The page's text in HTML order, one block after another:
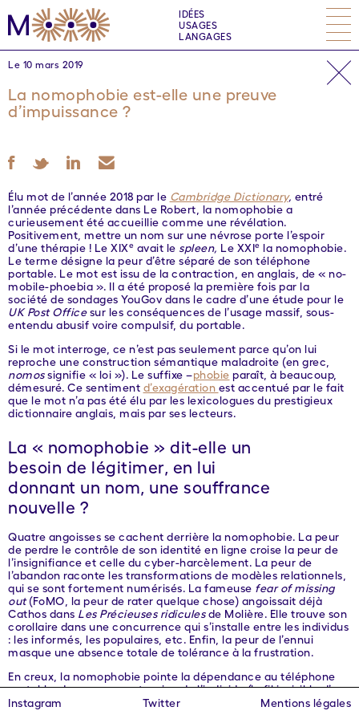
IDÉES
USAGES
LANGAGES
Le 10 mars 2019
La nomophobie est-elle une preuve
d’impuissance ?
Élu mot de l’année 2018 par le Cambridge Dictionary, entré
l’année précédente dans Le Robert, la nomophobie a
curieusement été accueillie comme une révélation.
Positivement, mettre un nom sur une névrose porte l’espoir
d’une thérapie ! Le XIXe avait le spleen, Le XXIe la nomophobie.
Le terme désigne la peur d’être séparé de son téléphone
portable. Le mot est issu de la contraction, en anglais, de « no-
mobile-phoebia ». Il a été proposé la première fois par la
société de sondages YouGov dans le cadre d’une étude pour le
UK Post Officesur les conséquences de l’usage massif, sous-
entendu abusif voire compulsif, du portable.
Si le mot interroge, ce n’est pas seulement parce qu’on lui
reproche une construction sémantique maladroite (en grec,
nomossignifie « loi »). Le suffixe –phobie paraît, à beaucoup,
démesuré. Ce sentiment d’exagération est accentué par le fait
que le mot n’a pas été élu par les lexicologues du prestigieux
dictionnaire anglais, mais par ses lecteurs.
La « nomophobie » dit-elle un
besoin de légitimer, en lui
donnant un nom, une souffrance
nouvelle ?
Quatre angoisses se cachent derrière la nomophobie. La peur
de perdre le contrôle de son identité en ligne croise la peur de
l’insignifiance et celle du cyber-harcèlement. La peur de
l’abandon raconte les transformations de modèles relationnels,
qui se sont fortement numérisés. La fameuse fear of missing
out(FoMO, la peur de rater quelque chose) angoissait déjà
Cathos dans Les Précieuses ridiculesde Molière. Elle trouve son
corollaire dans une concurrence qui s’installe entre les individus
: les informés, les populaires, etc. Enfin, la peur de l’ennui
masque une absence totale de tolérance à la frustration.
En creux, la nomophobie pointe la dépendance au téléphone
portable, devenu une extension de l’individu (le fil invisible d’un
téléphone). Elle évoque une autre angoisse : celle de
Instagram Twitter Mentions légales